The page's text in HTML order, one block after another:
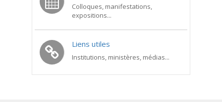
Colloques, manifestations,
expositions...
Liens utiles
Institutions, ministères, médias...